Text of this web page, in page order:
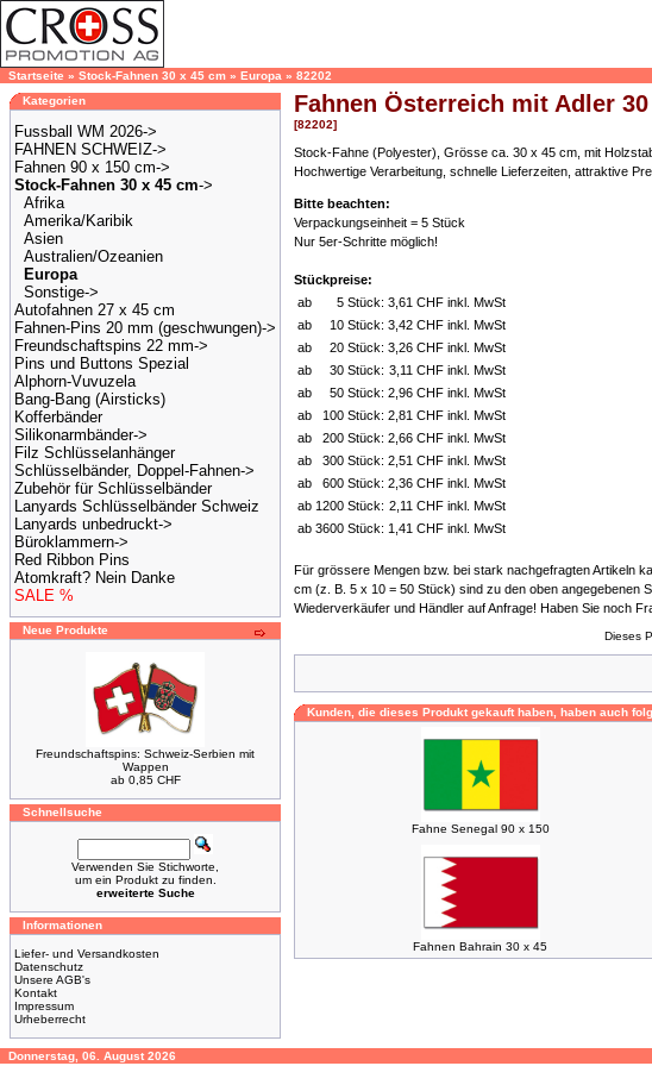
Startseite » Stock-Fahnen 30 x 45 cm » Europa » 82202
Kategorien
Fussball WM 2026->
FAHNEN SCHWEIZ->
Fahnen 90 x 150 cm->
Stock-Fahnen 30 x 45 cm->
Afrika
Amerika/Karibik
Asien
Australien/Ozeanien
Europa
Sonstige->
Autofahnen 27 x 45 cm
Fahnen-Pins 20 mm (geschwungen)->
Freundschaftspins 22 mm->
Pins und Buttons Spezial
Alphorn-Vuvuzela
Bang-Bang (Airsticks)
Kofferbänder
Silikonarmbänder->
Filz Schlüsselanhänger
Schlüsselbänder, Doppel-Fahnen->
Zubehör für Schlüsselbänder
Lanyards Schlüsselbänder Schweiz
Lanyards unbedruckt->
Büroklammern->
Red Ribbon Pins
Atomkraft? Nein Danke
SALE %
Neue Produkte
Freundschaftspins: Schweiz-Serbien mit
Wappen
ab 0,85 CHF
Schnellsuche
Verwenden Sie Stichworte,
um ein Produkt zu finden.
erweiterte Suche
Informationen
Liefer- und Versandkosten
Datenschutz
Unsere AGB's
Kontakt
Impressum
Urheberrecht
Fahnen Österreich mit Adler
[82202]
Stock-Fahne (Polyester), Grösse ca. 30 x 45 cm, mit
Hochwertige Verarbeitung, schnelle Lieferzeiten, attraktive
Bitte beachten:
Verpackungseinheit = 5 Stück
Nur 5er-Schritte möglich!
Stückpreise:
ab
5 Stück: 3,61 CHF inkl. MwSt
ab
10 Stück: 3,42 CHF inkl. MwSt
ab
20 Stück: 3,26 CHF inkl. MwSt
ab
30 Stück: 3,11 CHF inkl. MwSt
ab
50 Stück: 2,96 CHF inkl. MwSt
ab
100 Stück: 2,81 CHF inkl. MwSt
ab
200 Stück: 2,66 CHF inkl. MwSt
ab
300 Stück: 2,51 CHF inkl. MwSt
ab
600 Stück: 2,36 CHF inkl. MwSt
ab 1200 Stück: 2,11 CHF inkl. MwSt
ab 3600 Stück: 1,41 CHF inkl. MwSt
Für grössere Mengen bzw. bei stark nachgefragten Artikeln
cm (z. B. 5 x 10 = 50 Stück) sind zu den oben angegebenen
Wiederverkäufer und Händler auf Anfrage! Haben Sie noch
Dieses
Kunden, die dieses Produkt gekauft haben, haben auch
Fahne Senegal 90 x 150
Fahnen Bahrain 30 x 45
Donnerstag, 06. August 2026